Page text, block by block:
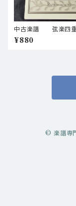
中古楽譜 弦楽四
曲 滝廉太郎 荒城
ASEa4
¥880
© 楽譜専